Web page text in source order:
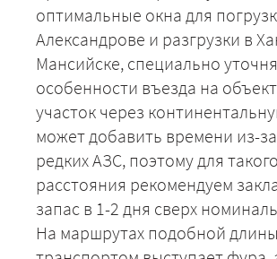
оптимальные окна для
Александрове и разгрузки в
Мансийске, специально
особенности въезда на
участок через
может добавить времени из-
редких АЗС, поэтому для такого
расстояния рекомендуем
запас в 1-2 дня сверх
На маршрутах подобной